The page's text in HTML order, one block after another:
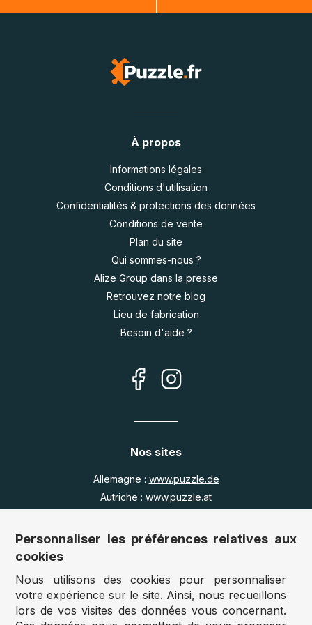
À propos
Informations légales
Conditions d'utilisation
Confidentialités & protections des données
Conditions de vente
Plan du site
Qui sommes-nous ?
Alize Group dans la presse
Retrouvez notre blog
Lieu de fabrication
Besoin d'aide ?
Nos sites
Allemagne : www.puzzle.de
Autriche : www.puzzle.at
Royaume Uni :
www.jigsawpuzzle.co.uk
Accès revendeurs / détaillants
Vous avez un magasin ?
Personnaliser les préférences relatives aux
cookies
Nous utilisons des cookies pour personnaliser
votre expérience sur le site. Ainsi, nous recueillons
lors de vos visites des données vous concernant.